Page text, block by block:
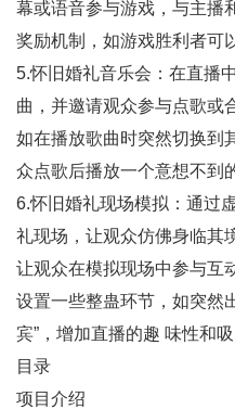
幕或语音参与游戏，与主播
奖励机制，如游戏胜利者可
5.怀旧婚礼音乐会：在直播
曲，并邀请观众参与点歌或
如在播放歌曲时突然切换到
众点歌后播放一个意想不到
6.怀旧婚礼现场模拟：通过
礼现场，让观众仿佛身临其
让观众在模拟现场中参与互
设置一些整蛊环节，如突然
宾”，增加直播的趣 味性和吸
目录
项目介绍